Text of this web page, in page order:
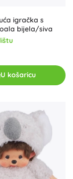
igračka s
bijela/siva
U košaricu